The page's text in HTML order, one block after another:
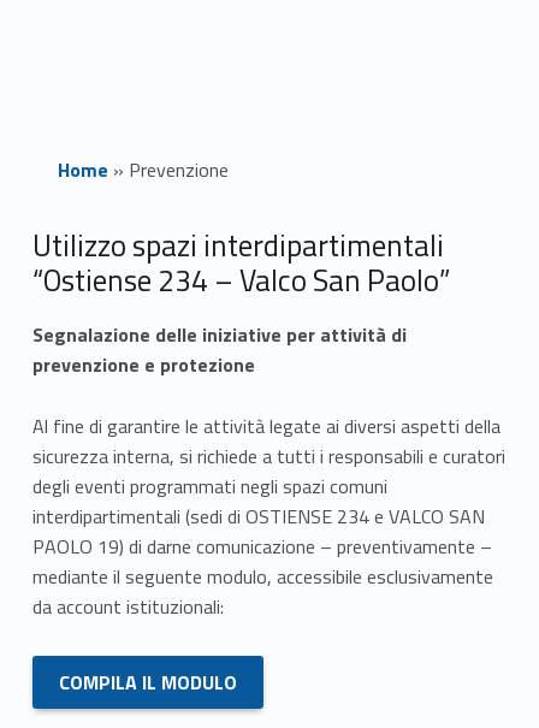
Home » Prevenzione
P
r
e
e
n
z
i
Utilizzo spazi interdipartimentali
“Ostiense 234 – Valco San Paolo”
Segnalazione delle iniziative per attività di
prevenzione e protezione
Al fine di garantire le attività legate ai diversi aspetti della
sicurezza interna, si richiede a tutti i responsabili e curatori
degli eventi programmati negli spazi comuni
interdipartimentali (sedi di OSTIENSE 234 e VALCO SAN
PAOLO 19) di darne comunicazione – preventivamente –
mediante il seguente modulo, accessibile esclusivamente
da account istituzionali:
Link identifier #identifier__154835-1
COMPILA IL MODULO